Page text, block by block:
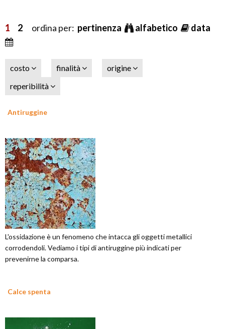
1 2 ordina per: pertinenza alfabetico data
costo finalità
origine
reperibilità
Antiruggine
L'ossidazione è un fenomeno che intacca gli oggetti metallici
corrodendoli. Vediamo i tipi di antiruggine più indicati per
prevenirne la comparsa.
Calce spenta